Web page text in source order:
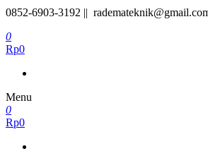
0852-6903-3192 ||
0
Rp0
Menu
0
Rp0